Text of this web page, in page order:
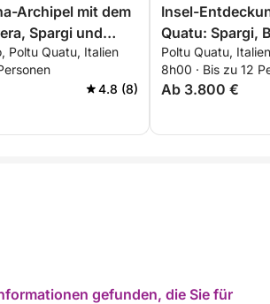
Archipel mit dem
Spargi und
Quatu aus
Poltu Quatu, Italien
4.8 (8)
Insel-
Quatu: Spargi,
Maddalena
Poltu Quatu, Italien
8h00 · Bis zu 12
Ab 3.800 €
gefunden, die Sie für